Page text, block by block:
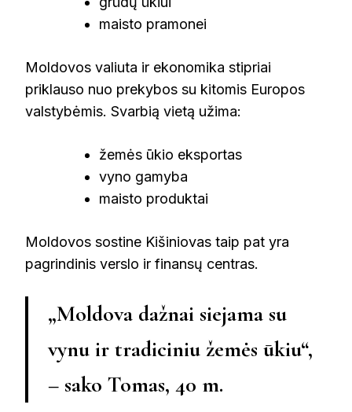
maisto pramonei
Moldovos valiuta ir ekonomika stipriai
priklauso nuo prekybos su kitomis Europos
valstybėmis. Svarbią vietą užima:
žemės ūkio eksportas
vyno gamyba
maisto produktai
Moldovos sostine Kišiniovas taip pat yra
pagrindinis verslo ir finansų centras.
„Moldova dažnai siejama su
vynu ir tradiciniu žemės ūkiu“,
– sako Tomas, 40 m.